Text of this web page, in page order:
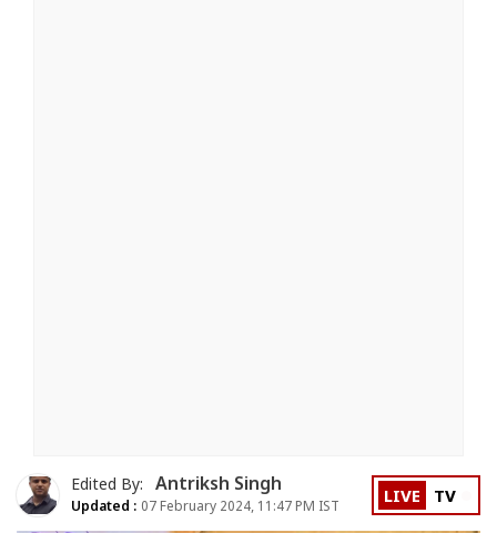
Edited By: Antriksh Singh
Updated : 07 February 2024, 11:47 PM IST LIVE TV